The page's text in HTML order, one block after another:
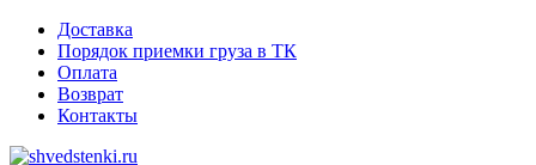
Доставка
Порядок приемки груза в ТК
Оплата
Возврат
Контакты